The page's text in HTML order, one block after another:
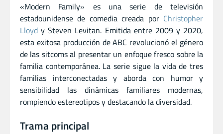
«Modern Family» es una serie de televisión
estadounidense de comedia creada por Christopher
Lloyd y Steven Levitan. Emitida entre 2009 y 2020,
esta exitosa producción de ABC revolucionó el género
de las sitcoms al presentar un enfoque fresco sobre la
familia contemporánea. La serie sigue la vida de tres
familias interconectadas y aborda con humor y
sensibilidad las dinámicas familiares modernas,
rompiendo estereotipos y destacando la diversidad.
Trama principal